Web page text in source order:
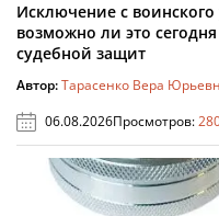
Исключение с воинского
возможно ли это
судебной защит
Автор:Тарасенко Вера
06.08.2026Просмотров: